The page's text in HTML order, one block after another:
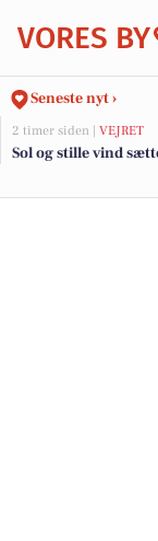
VORES BY
Seneste nyt ›
2 timer siden | VEJRET
Sol og stille vind